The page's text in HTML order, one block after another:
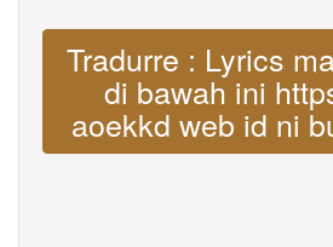
Tradurre : Lyrics
di bawah ini
aoekkd web id ni